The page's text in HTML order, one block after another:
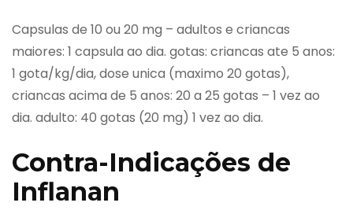
Capsulas de 10 ou 20 mg – adultos e criancas
maiores: 1 capsula ao dia. gotas: criancas ate 5 anos:
1 gota/kg/dia, dose unica (maximo 20 gotas),
criancas acima de 5 anos: 20 a 25 gotas – 1 vez ao
dia. adulto: 40 gotas (20 mg) 1 vez ao dia.
Contra-Indicações de
Inflanan